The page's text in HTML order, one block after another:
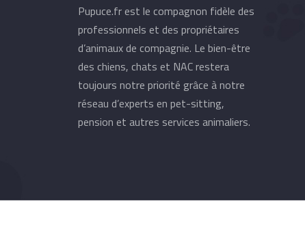
Pupuce.fr est le compagnon fidèle des
professionnels et des propriétaires
d’animaux de compagnie. Le bien-être
des chiens, chats et NAC restera
toujours notre priorité grâce à notre
réseau d’experts en pet-sitting,
pension et autres services animaliers.